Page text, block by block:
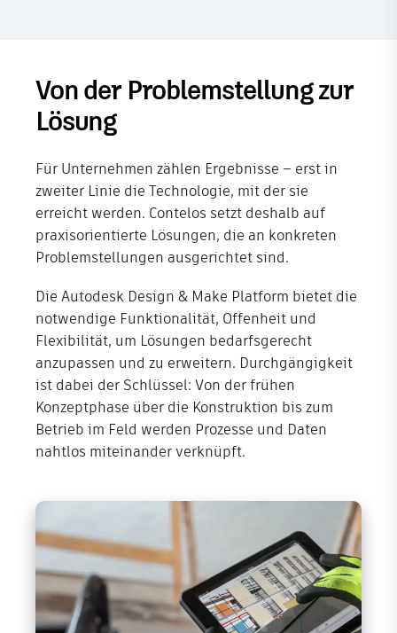
Von der Problemstellung zur
Lösung
Für Unternehmen zählen Ergebnisse – erst in
zweiter Linie die Technologie, mit der sie
erreicht werden. Contelos setzt deshalb auf
praxisorientierte Lösungen, die an konkreten
Problemstellungen ausgerichtet sind.
Die Autodesk Design & Make Platform bietet die
notwendige Funktionalität, Offenheit und
Flexibilität, um Lösungen bedarfsgerecht
anzupassen und zu erweitern. Durchgängigkeit
ist dabei der Schlüssel: Von der frühen
Konzeptphase über die Konstruktion bis zum
Betrieb im Feld werden Prozesse und Daten
nahtlos miteinander verknüpft.